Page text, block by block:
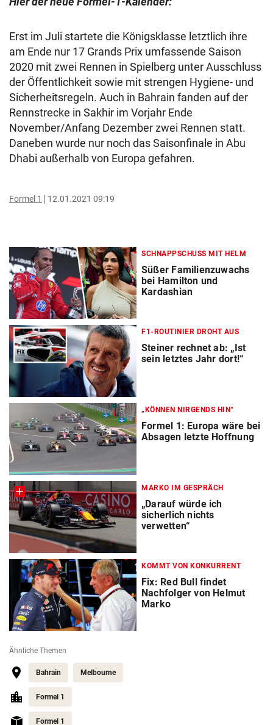
Erst im Juli startete die Königsklasse letztlich ihre
am Ende nur 17 Grands Prix umfassende Saison
2020 mit zwei Rennen in Spielberg unter Ausschluss
der Öffentlichkeit sowie mit strengen Hygiene- und
Sicherheitsregeln. Auch in Bahrain fanden auf der
Rennstrecke in Sakhir im Vorjahr Ende
November/Anfang Dezember zwei Rennen statt.
Daneben wurde nur noch das Saisonfinale in Abu
Dhabi außerhalb von Europa gefahren.
Formel 1 12.01.2021 09:19
SCHNAPPSCHUSS MIT HELM
Süßer Familienzuwachs
bei Hamilton und
Kardashian
F1-ROUTINIER DROHT AUS
Steiner rechnet ab: „Ist
sein letztes Jahr dort!“
„KÖNNEN NIRGENDS HIN“
Formel 1: Europa wäre bei
Absagen letzte Hoffnung
MARKO IM GESPRÄCH
„Darauf würde ich
sicherlich nichts
verwetten“
KOMMT VON KONKURRENT
Fix: Red Bull findet
Nachfolger von Helmut
Marko
Ähnliche Themen
Bahrain Melbourne
Formel 1
Formel 1